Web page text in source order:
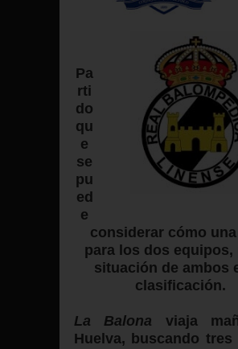
Pa
rti
do
qu
e
se
pu
ed
e
considerar cómo
para los dos equipos,
situación de ambos
clasificación.
La Balona viaja
Huelva, buscando tres